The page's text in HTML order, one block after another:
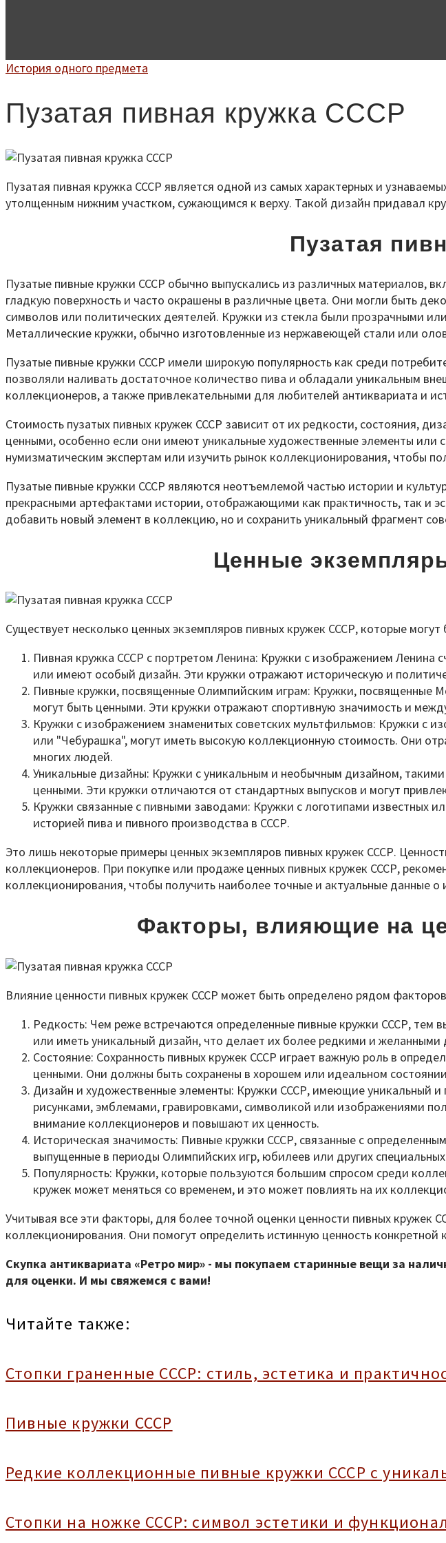
История одного предмета
Пузатая пивная кружка СССР
Пузатая пивная кружка СССР является одной из самых характерных и
утолщенным нижним участком, сужающимся к верху. Такой дизайн придавал
Пузатая
Пузатые пивные кружки СССР обычно выпускались из различных материалов,
гладкую поверхность и часто окрашены в различные цвета. Они могли быть
символов или политических деятелей. Кружки из стекла были прозрачными
Металлические кружки, обычно изготовленные из нержавеющей стали или
Пузатые пивные кружки СССР имели широкую популярность как среди
позволяли наливать достаточное количество пива и обладали уникальным
коллекционеров, а также привлекательными для любителей антиквариата и
Стоимость пузатых пивных кружек СССР зависит от их редкости, состояния,
ценными, особенно если они имеют уникальные художественные элементы
нумизматическим экспертам или изучить рынок коллекционирования, чтобы
Пузатые пивные кружки СССР являются неотъемлемой частью истории и
прекрасными артефактами истории, отображающими как практичность, так и
добавить новый элемент в коллекцию, но и сохранить уникальный фрагмент
Ценные
Существует несколько ценных экземпляров пивных кружек СССР, которые
Пивная кружка СССР с портретом Ленина: Кружки с изображением
или имеют особый дизайн. Эти кружки отражают историческую и
Пивные кружки, посвященные Олимпийским играм: Кружки, посвященные
могут быть ценными. Эти кружки отражают спортивную значимость и
Кружки с изображением знаменитых советских мультфильмов: Кружки с
или "Чебурашка", могут иметь высокую коллекционную стоимость. Они
многих людей.
Уникальные дизайны: Кружки с уникальным и необычным дизайном,
ценными. Эти кружки отличаются от стандартных выпусков и могут
Кружки связанные с пивными заводами: Кружки с логотипами известных
историей пива и пивного производства в СССР.
Это лишь некоторые примеры ценных экземпляров пивных кружек СССР.
коллекционеров. При покупке или продаже ценных пивных кружек СССР,
коллекционирования, чтобы получить наиболее точные и актуальные данные о
Факторы, влияющие на
Влияние ценности пивных кружек СССР может быть определено рядом
Редкость: Чем реже встречаются определенные пивные кружки СССР,
или иметь уникальный дизайн, что делает их более редкими и желанными
Состояние: Сохранность пивных кружек СССР играет важную роль в
ценными. Они должны быть сохранены в хорошем или идеальном
Дизайн и художественные элементы: Кружки СССР, имеющие уникальный
рисунками, эмблемами, гравировками, символикой или изображениями
внимание коллекционеров и повышают их ценность.
Историческая значимость: Пивные кружки СССР, связанные с
выпущенные в периоды Олимпийских игр, юбилеев или других
Популярность: Кружки, которые пользуются большим спросом среди
кружек может меняться со временем, и это может повлиять на их
Учитывая все эти факторы, для более точной оценки ценности пивных кружек
коллекционирования. Они помогут определить истинную ценность
Скупка антиквариата «Ретро мир» - мы покупаем старинные вещи за
для оценки. И мы свяжемся с вами!
Читайте также:
Стопки граненные СССР: стиль, эстетика и
Пивные кружки СССР
Редкие коллекционные пивные кружки СССР с
Стопки на ножке СССР: символ эстетики и